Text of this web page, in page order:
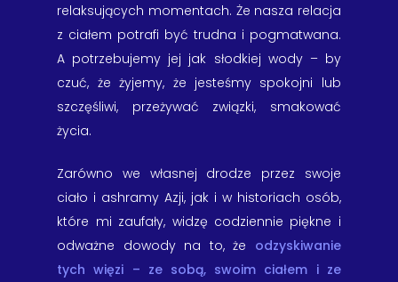
relaksujących momentach. Że nasza relacja
z ciałem potrafi być trudna i pogmatwana.
A potrzebujemy jej jak słodkiej wody – by
czuć, że żyjemy, że jesteśmy spokojni lub
szczęśliwi, przeżywać związki, smakować
życia.
Zarówno we własnej drodze przez swoje
ciało i ashramy Azji, jak i w historiach osób,
które mi zaufały, widzę codziennie piękne i
odważne dowody na to, że odzyskiwanie
tych więzi – ze sobą, swoim ciałem i ze